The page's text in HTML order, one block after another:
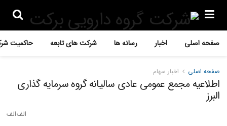
صفحه اصلی اخبار رسانه ها شرکت های تابعه حاکمیت
صفحه اصلی اخبار سهام
اطلاعیه مجمع عمومی عادی سالیانه گروه سرمایه گذاری
البرز